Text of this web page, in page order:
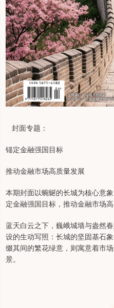
封面专题：
锚定金融强国目标
推动金融市场高质量发展
本期封面以蜿蜒的长城为核心意
定金融强国目标，推动金融市场高
蓝天白云之下，巍峨城墙与盎然
设的生动写照：长城的坚固基石
缀其间的繁花绿意，则寓意着市
景。